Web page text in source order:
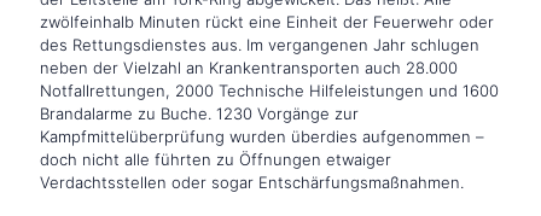
zwölfeinhalb Minuten rückt eine Einheit der Feuerwehr oder
des Rettungsdienstes aus. Im vergangenen Jahr schlugen
neben der Vielzahl an Krankentransporten auch 28.000
Notfallrettungen, 2000 Technische Hilfeleistungen und 1600
Brandalarme zu Buche. 1230 Vorgänge zur
Kampfmittelüberprüfung wurden überdies aufgenommen –
doch nicht alle führten zu Öffnungen etwaiger
Verdachtsstellen oder sogar Entschärfungsmaßnahmen.